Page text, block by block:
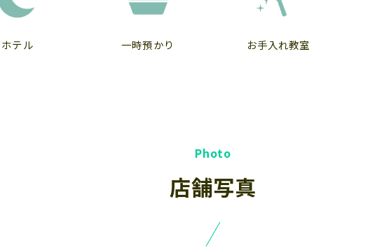
ホテル 一時預かり お手入れ教室
店舗写真